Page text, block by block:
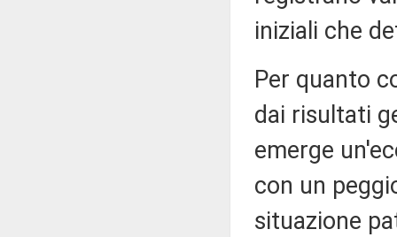
iniziali che
Per quanto
dai risultati
emerge
con un
situazione